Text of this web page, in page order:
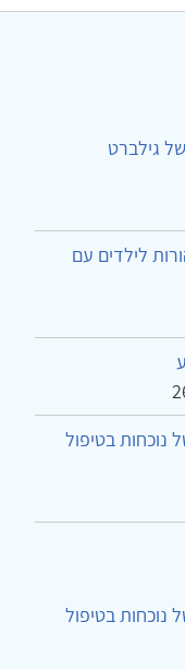
גילברט
לילדים עם
נוכחות בטיפול
נוכחות בטיפול